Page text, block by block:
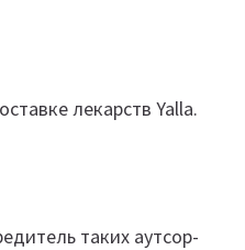
лекарств Yalla.
таких аутсор-